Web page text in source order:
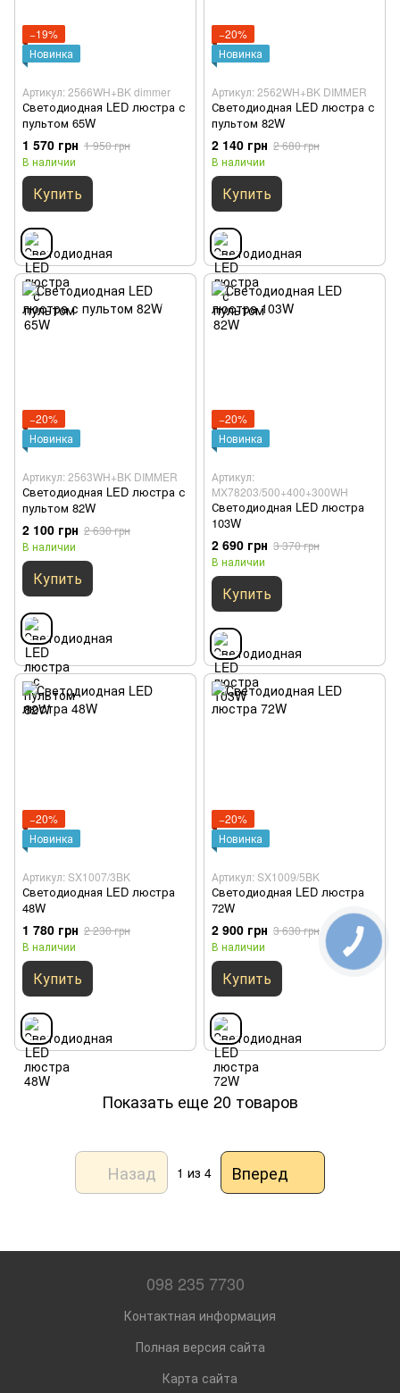
−19%
Новинка
Артикул: 2566WH+BK dimmer
Светодиодная LED люстра с
пультом 65W
1 570 грн 1 950 грн
В наличии
Купить
−20%
Новинка
Артикул: 2562WH+BK DIMMER
Светодиодная LED люстра с
пультом 82W
2 140 грн 2 680 грн
В наличии
Купить
−20%
Новинка
Артикул: 2563WH+BK DIMMER
Светодиодная LED люстра с
пультом 82W
2 100 грн 2 630 грн
В наличии
Купить
−20%
Новинка
Артикул:
MX78203/500+400+300WH
Светодиодная LED люстра
103W
2 690 грн 3 370 грн
В наличии
Купить
−20%
Новинка
Артикул: SX1007/3BK
Светодиодная LED люстра
48W
1 780 грн 2 230 грн
В наличии
Купить
−20%
Новинка
Артикул: SX1009/5BK
Светодиодная LED люстра
72W
2 900 грн 3 630 грн
В наличии
Купить
Показать еще 20 товаров
Назад 1 из 4 Вперед
098 235 7730
Контактная информация
Полная версия сайта
Карта сайта